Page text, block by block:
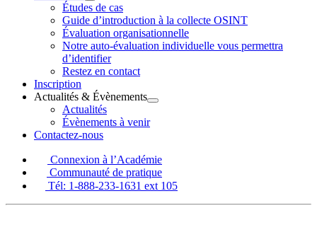
renseignements
sources
ouvertes
Ouvrir
Ressources
le
menu
Études de cas
Guide d’introduction à la collecte OSINT
Évaluation organisationnelle
Notre auto-évaluation individuelle vous permettra
d’identifier
Restez en contact
Inscription
Actualités & Évènements
Ouvrir
menu
Actualités
Évènements à venir
Contactez-nous
Connexion à l’Académie
Communauté de pratique
Tél: 1-888-233-1631 ext 105